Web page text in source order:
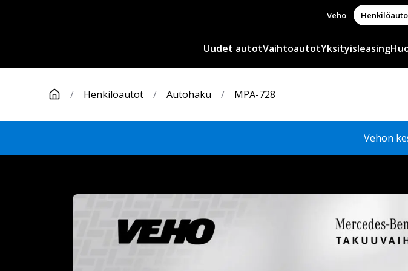
Veho
Uudet autotVaihtoautotYksityisleasing
/ Henkilöautot / Autohaku / MPA-728
Vehon